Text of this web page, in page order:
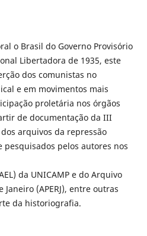
o Brasil do Governo Provisório
Libertadora de 1935, este
dos comunistas no
e em movimentos mais
proletária nos órgãos
de documentação da III
arquivos da repressão
pelos autores nos
da UNICAMP e do Arquivo
(APERJ), entre outras
da historiografia.